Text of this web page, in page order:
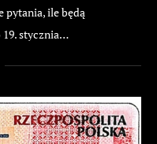
pytania, ile będą
19. stycznia…